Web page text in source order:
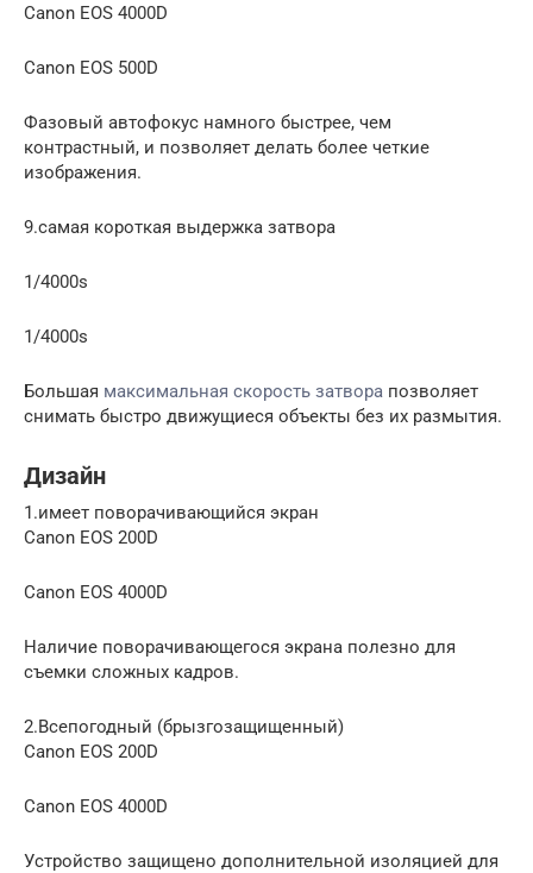
Canon EOS 4000D
Canon EOS 500D
Фазовый автофокус намного быстрее, чем
контрастный, и позволяет делать более четкие
изображения.
9.самая короткая выдержка затвора
1/4000s
1/4000s
Большая максимальная скорость затвора позволяет
снимать быстро движущиеся объекты без их размытия.
Дизайн
1.имеет поворачивающийся экран
Canon EOS 200D
Canon EOS 4000D
Наличие поворачивающегося экрана полезно для
съемки сложных кадров.
2.Всепогодный (брызгозащищенный)
Canon EOS 200D
Canon EOS 4000D
Устройство защищено дополнительной изоляцией для